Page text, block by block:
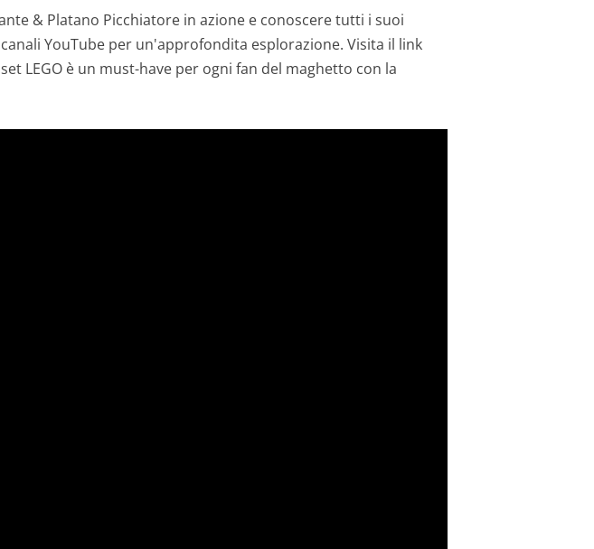
& Platano Picchiatore in azione e conoscere tutti i suoi
YouTube per un'approfondita esplorazione. Visita il link
LEGO è un must-have per ogni fan del maghetto con la